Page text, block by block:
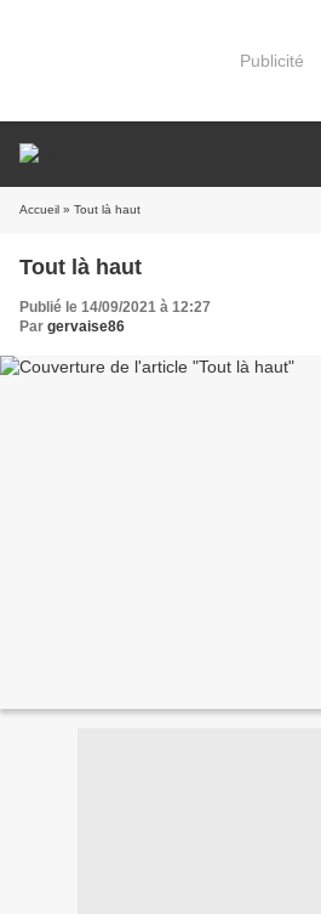
Publicité
Accueil » Tout là haut
Tout là haut
Publié le 14/09/2021 à 12:27
Par gervaise86